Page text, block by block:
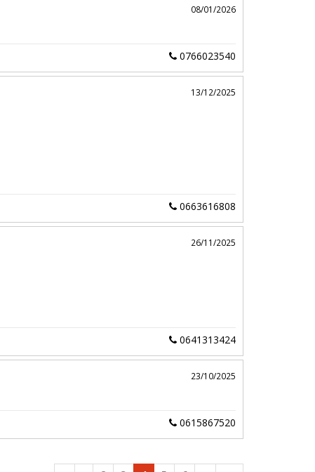
08/01/2026
0766023540
13/12/2025
0663616808
26/11/2025
0641313424
23/10/2025
0615867520